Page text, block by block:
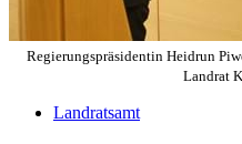
Regierungspräsidentin Heidrun
Landrat
Landratsamt